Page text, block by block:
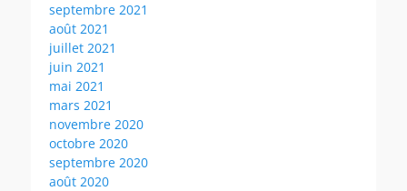
septembre 2021
août 2021
juillet 2021
juin 2021
mai 2021
mars 2021
novembre 2020
octobre 2020
septembre 2020
août 2020